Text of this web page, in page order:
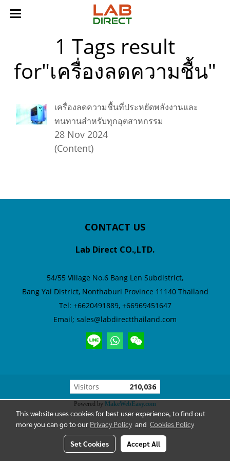
1 Tags result
for"เครื่องลดความชื้น"
เครื่องลดความชื้นที่ประหยัดพลังงานและ
ทนทานสำหรับทุกอุตสาหกรรม
28 Nov 2024
(Content)
CONTACT US
Lab Direct CO.,LTD.
54/55 Village No.6 Bang Len Subdistrict,
Bang Yai District, Nonthaburi Province 11140 Thailand
Tel: +6620491889, +66969451647
Email; sales@labdirectthailand.com
Visitors 210,036
Powered by MakeWebEasy.com
This website uses cookies for best user experience, to find out
more you can go to our Privacy Policy and Cookies Policy
Set Cookies Accept All